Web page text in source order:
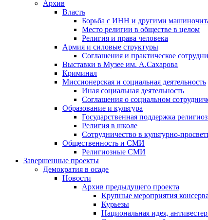
Архив
Власть
Борьба с ИНН и другими
Место религии в обществе в целом
Религия и права человека
Армия и силовые структуры
Соглашения и практическое
Выставки в Музее им. А.Сахарова
Криминал
Миссионерская и социальная деятельность
Иная социальная деятельность
Соглашения о социальном
Образование и культура
Государственная поддержка
Религия в школе
Сотрудничество в культурно-
Общественность и СМИ
Религиозные СМИ
Завершенные проекты
Демократия в осаде
Новости
Архив предыдущего проекта
Крупные мероприятия
Курьезы
Национальная идея,